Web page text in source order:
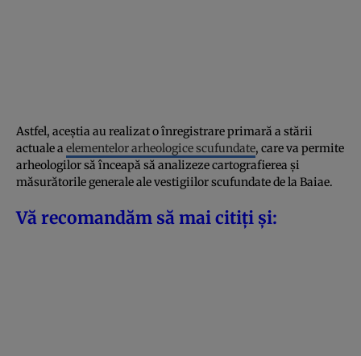
Astfel, aceștia au realizat o înregistrare primară a stării
actuale a elementelor arheologice scufundate, care va permite
arheologilor să înceapă să analizeze cartografierea și
măsurătorile generale ale vestigiilor scufundate de la Baiae.
Vă recomandăm să mai citiți și: